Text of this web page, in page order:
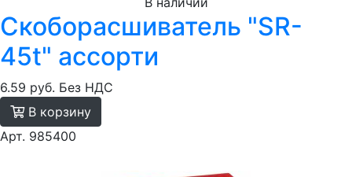
Скоборасшиватель "SR-
45t" ассорти
6.59 руб. Без НДС
В корзину
Арт. 985400